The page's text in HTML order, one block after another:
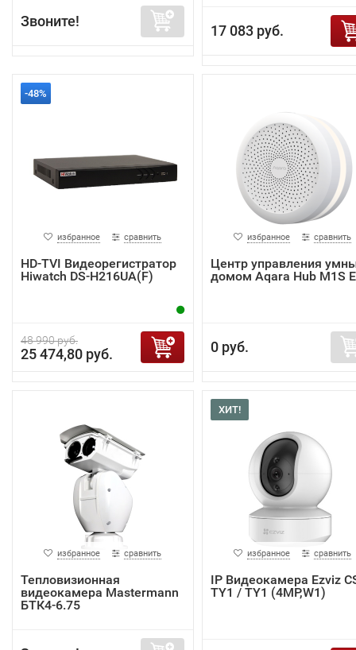
Звоните!
17 083 руб.
-48%
избранное сравнить
HD-TVI Видеорегистратор
Hiwatch DS-H216UA(F)
48 990 руб.
25 474,80 руб.
избранное сравнить
Центр управления
домом Aqara Hub M1S
0 руб.
избранное сравнить
Тепловизионная
видеокамера Mastermann
БТК4-6.75
ХИТ!
избранное сравнить
IP Видеокамера Ezviz
TY1 / TY1 (4MP,W1)